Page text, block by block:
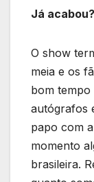
Já acabou?
O show
meia e os
bom tempo
autógrafos
papo com
momento
brasileira.